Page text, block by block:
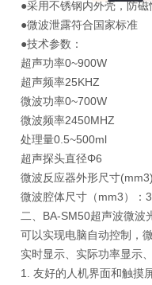
●采用不锈钢内外壳，防
●微波泄露符合国家标准
●技术参数：
超声功率0~900W
超声频率25KHZ
微波功率0~700W
微波频率2450MHZ
处理量0.5~500ml
超声探头直径Φ6
微波反应器外形尺寸
微波腔体尺寸（mm3）：
二、BA-SM50超声波微波
可以实现电脑自动控制，
实时显示、实际功率显
1. 友好的人机界面和触